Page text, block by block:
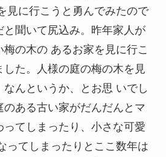
見に行こうと勇んでみたので
聞いて尻込み。昨年家人が
の木の あるお家を見に行こ
した。人様の庭の梅の木を見
んというか、とお思 いでし
のある古い家がだんだんとマ
ってしまったり、小さな可愛
ってしまったりとここ数年は